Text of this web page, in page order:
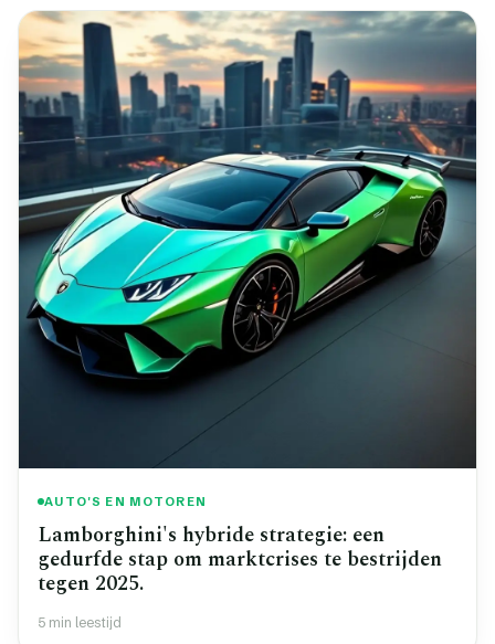
AUTO'S EN MOTOREN
Lamborghini's hybride strategie: een
gedurfde stap om marktcrises te bestrijden
tegen 2025.
5 min leestijd